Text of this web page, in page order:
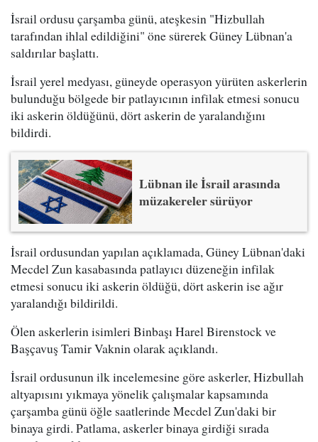
İsrail ordusu çarşamba günü, ateşkesin "Hizbullah
tarafından ihlal edildiğini" öne sürerek Güney Lübnan'a
saldırılar başlattı.
İsrail yerel medyası, güneyde operasyon yürüten askerlerin
bulunduğu bölgede bir patlayıcının infilak etmesi sonucu
iki askerin öldüğünü, dört askerin de yaralandığını
bildirdi.
Lübnan ile İsrail arasında
müzakereler sürüyor
İsrail ordusundan yapılan açıklamada, Güney Lübnan'daki
Mecdel Zun kasabasında patlayıcı düzeneğin infilak
etmesi sonucu iki askerin öldüğü, dört askerin ise ağır
yaralandığı bildirildi.
Ölen askerlerin isimleri Binbaşı Harel Birenstock ve
Başçavuş Tamir Vaknin olarak açıklandı.
İsrail ordusunun ilk incelemesine göre askerler, Hizbullah
altyapısını yıkmaya yönelik çalışmalar kapsamında
çarşamba günü öğle saatlerinde Mecdel Zun'daki bir
binaya girdi. Patlama, askerler binaya girdiği sırada